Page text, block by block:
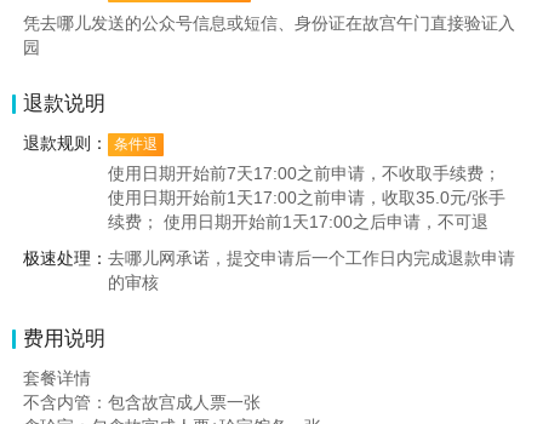
凭去哪儿发送的公众号信息或短信、身份证在故宫午门直接验证入
园
退款说明
退款规则： 条件退
使用日期开始前7天17:00之前申请，不收取手续费；
使用日期开始前1天17:00之前申请，收取35.0元/张手
续费； 使用日期开始前1天17:00之后申请，不可退
极速处理： 去哪儿网承诺，提交申请后一个工作日内完成退款申请
的审核
费用说明
套餐详情
不含内管：包含故宫成人票一张